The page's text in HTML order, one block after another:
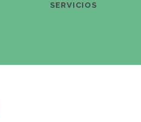
SERVICIOS